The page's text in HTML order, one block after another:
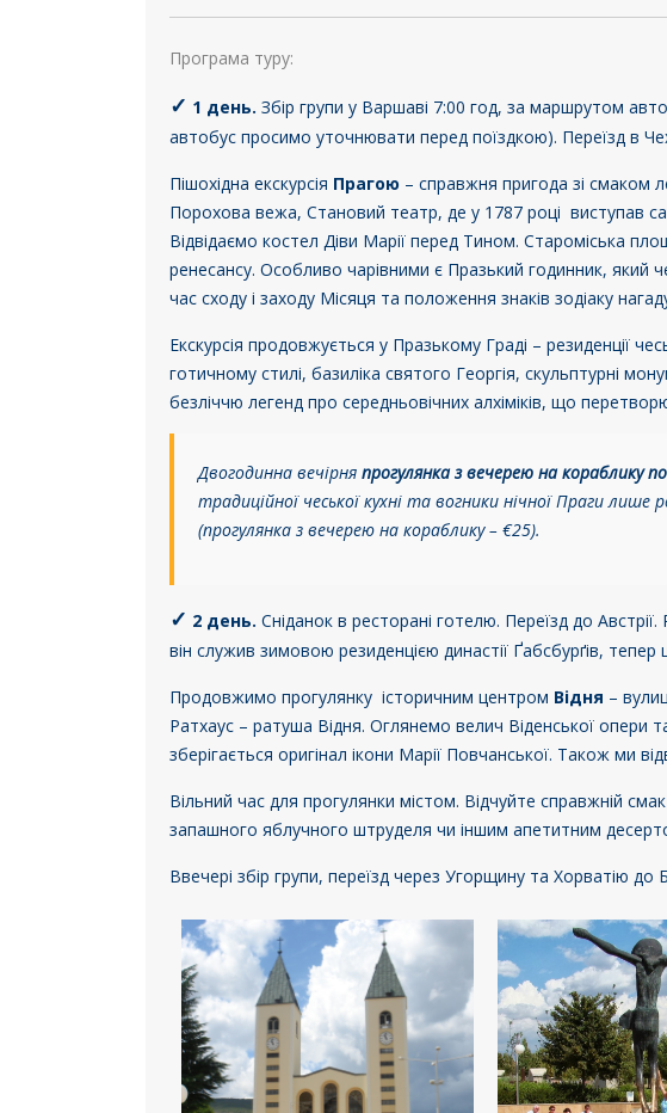
Програма туру:
✓ 1 день. Збір групи у Варшаві 7:00 год, за маршрутом
автобус просимо уточнювати перед поїздкою). Переїзд в
Пішохідна екскурсія Прагою – справжня пригода зі смаком
Порохова вежа, Становий театр, де у 1787 році виступав
Відвідаємо костел Діви Марії перед Тином. Староміська
ренесансу. Особливо чарівними є Празький годинник, який
час сходу і заходу Місяця та положення знаків зодіаку
Екскурсія продовжується у Празькому Граді – резиденції
готичному стилі, базиліка святого Георгія, скульптурні
безліччю легенд про середньовічних алхіміків, що
Двогодинна вечірня прогулянка з вечерею на кораблику
традиційної чеської кухні та вогники нічної Праги
(прогулянка з вечерею на кораблику – €25).
✓ 2 день. Сніданок в ресторані готелю. Переїзд до
він служив зимовою резиденцією династії Ґабсбурґів, тепер
Продовжимо прогулянку історичним центром Відня –
Ратхаус – ратуша Відня. Оглянемо велич Віденської опери
зберігається оригінал ікони Марії Повчанської. Також ми
Вільний час для прогулянки містом. Відчуйте справжній
запашного яблучного штруделя чи іншим апетитним
Ввечері збір групи, переїзд через Угорщину та Хорватію до